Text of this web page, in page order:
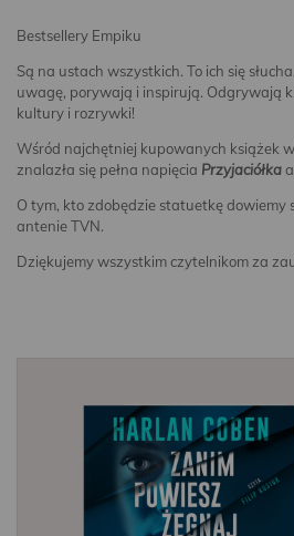
Bestsellery Empiku
Są na ustach wszystkich. To ich się
uwagę, porywają i inspirują. Odgrywają
kultury i rozrywki!
Wśród najchętniej kupowanych książek
znalazła się pełna napięcia Przyjaciółka
O tym, kto zdobędzie statuetkę dowiemy
antenie TVN.
Dziękujemy wszystkim czytelnikom za